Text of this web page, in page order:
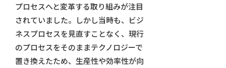
プロセスへと変革する取り組みが注目
されていました。しかし当時も、ビジ
ネスプロセスを見直すことなく、現行
のプロセスをそのままテクノロジーで
置き換えたため、生産性や効率性が向